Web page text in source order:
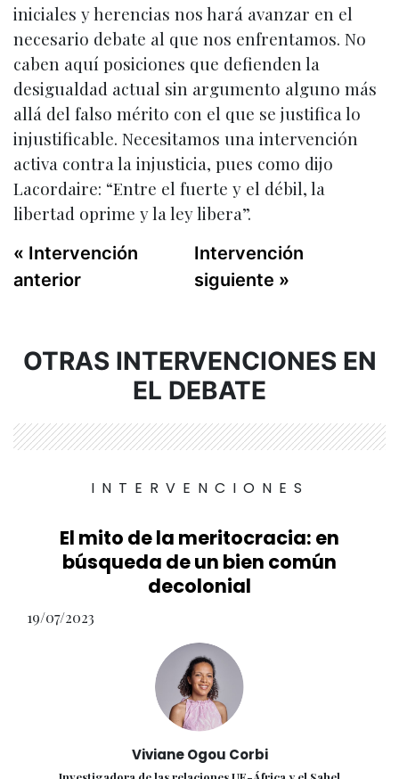
iniciales y herencias nos hará avanzar en el
necesario debate al que nos enfrentamos. No
caben aquí posiciones que defienden la
desigualdad actual sin argumento alguno más
allá del falso mérito con el que se justifica lo
injustificable. Necesitamos una intervención
activa contra la injusticia, pues como dijo
Lacordaire: “Entre el fuerte y el débil, la
libertad oprime y la ley libera”.
« Intervención
anterior
Intervención
siguiente »
OTRAS INTERVENCIONES EN
EL DEBATE
INTERVENCIONES
El mito de la meritocracia: en
búsqueda de un bien común
decolonial
19/07/2023
Viviane Ogou Corbi